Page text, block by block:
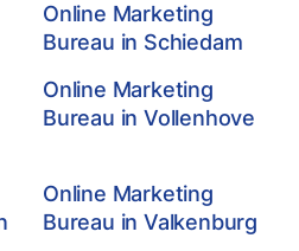
Online Marketing
Bureau in Schiedam
Online Marketing
Bureau in Vollenhove
Online Marketing
Bureau in Valkenburg